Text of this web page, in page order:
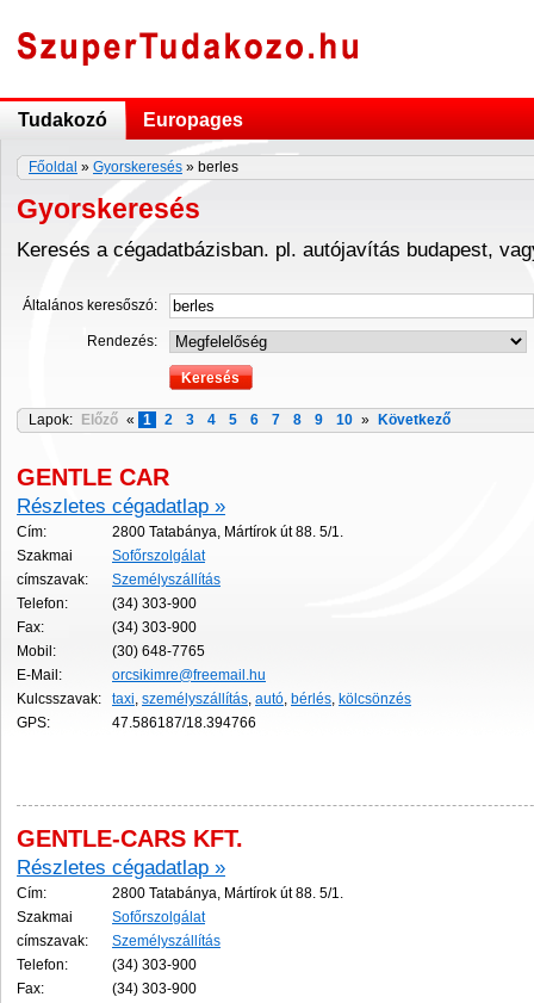
Tudakozó Europages
Főoldal » Gyorskeresés » berles
Gyorskeresés
Keresés a cégadatbázisban. pl. autójavítás budapest,
Általános keresőszó:
Rendezés:
Lapok: Előző « 1 2 3 4 5 6 7 8 9 10 » Következő
GENTLE CAR
Részletes cégadatlap »
Cím:
2800 Tatabánya, Mártírok út 88. 5/1.
Szakmai
címszavak:
Sofőrszolgálat
Személyszállítás
Telefon:
(34) 303-900
Fax:
(34) 303-900
Mobil:
(30) 648-7765
E-Mail:
orcsikimre@freemail.hu
Kulcsszavak:
taxi, személyszállítás, autó, bérlés, kölcsönzés
GPS:
47.586187/18.394766
GENTLE-CARS KFT.
Részletes cégadatlap »
Cím:
2800 Tatabánya, Mártírok út 88. 5/1.
Szakmai
címszavak:
Sofőrszolgálat
Személyszállítás
Telefon:
(34) 303-900
Fax:
(34) 303-900